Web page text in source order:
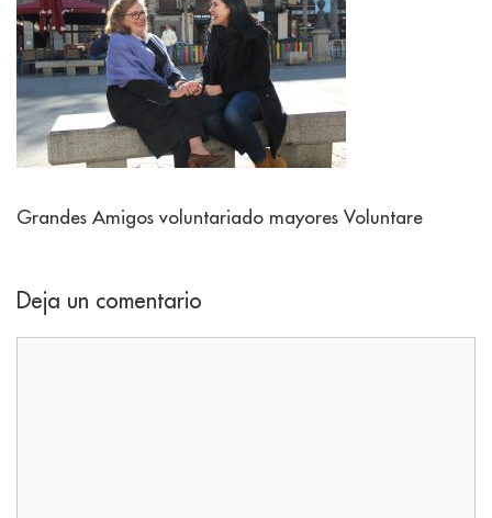
Grandes Amigos voluntariado mayores Voluntare
Deja un comentario